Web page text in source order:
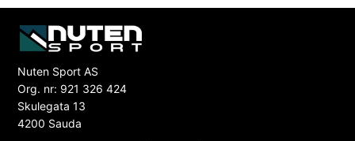
Nuten Sport AS
Org. nr: 921 326 424
Skulegata 13
4200 Sauda